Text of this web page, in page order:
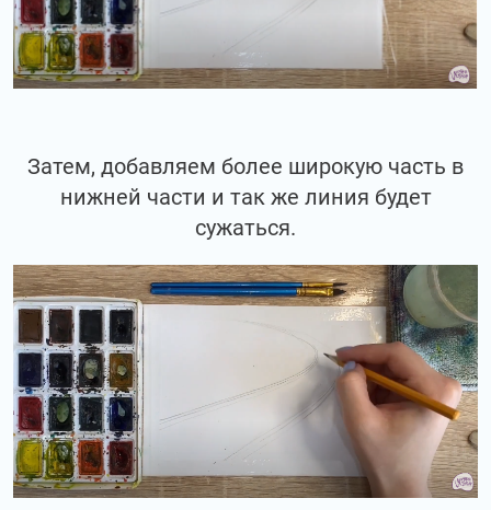
Затем, добавляем более широкую часть в
нижней части и так же линия будет
сужаться.